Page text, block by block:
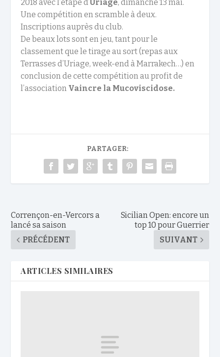
2018 avec l’étape d’Uriage, dimanche 13 mai.
Une compétition en scramble à deux.
Inscriptions auprès du club.
De beaux lots sont en jeu, tant pour le
classement que le tirage au sort (repas aux
Terrasses d’Uriage, week-end à Marrakech…) en
conclusion de cette compétition au profit de
l’association Vaincre la Mucoviscidose.
PARTAGER:
Corrençon-en-Vercors a
lancé sa saison
PRÉCÉDENT
Sicilian Open: encore un
top 10 pour Guerrier
SUIVANT
ARTICLES SIMILAIRES